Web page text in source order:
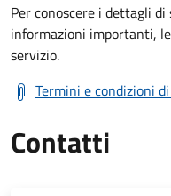
Per conoscere i dettagli
informazioni importanti,
servizio.
Termini e condizioni
Contatti